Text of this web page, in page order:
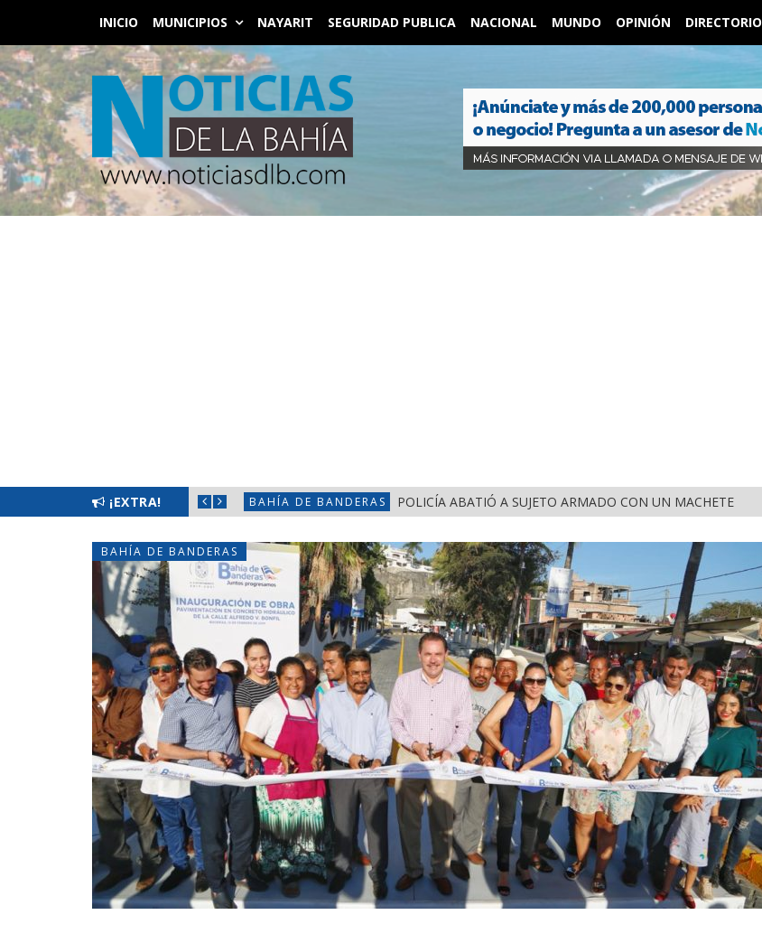
INICIO MUNICIPIOS NAYARIT SEGURIDAD PUBLICA NACIONAL MUNDO OPINIÓN DIRECTORIO
¡EXTRA! BAHÍA DE BANDERAS POLICÍA ABATIÓ A SUJETO ARMADO CON UN MACHETE
BAHÍA DE BANDERAS